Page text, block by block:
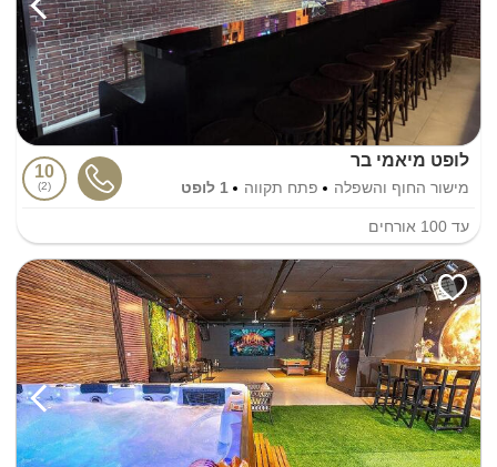
לופט מיאמי בר
מישור החוף והשפלה פתח תקווה 1 לופט
10
2
עד 100 אורחים